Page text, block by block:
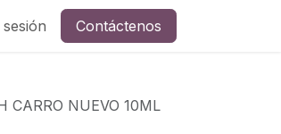
Contáctenos
CARRO NUEVO 10ML